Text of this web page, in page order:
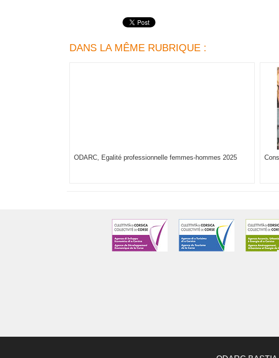
DANS LA MÊME RUBRIQUE :
ODARC, Egalité professionnelle femmes-hommes 2025